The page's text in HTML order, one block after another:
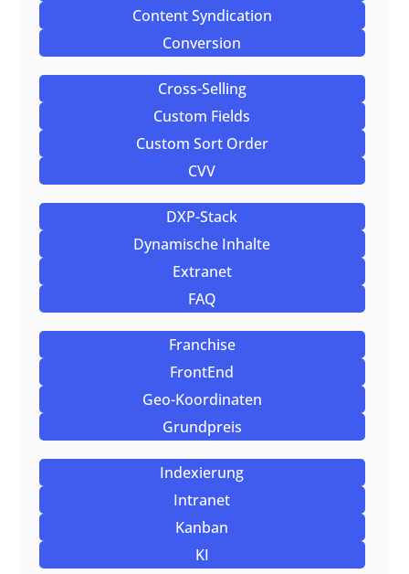
Content Syndication
Conversion
Cross-Selling
Custom Fields
Custom Sort Order
CVV
DXP-Stack
Dynamische Inhalte
Extranet
FAQ
Franchise
FrontEnd
Geo-Koordinaten
Grundpreis
Indexierung
Intranet
Kanban
KI